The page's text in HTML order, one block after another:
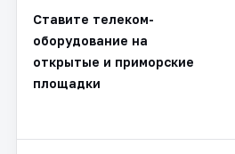
Ставите телеком-
оборудование на
открытые и приморские
площадки